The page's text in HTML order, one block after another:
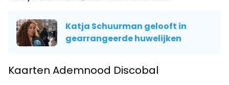
Katja Schuurman gelooft in
gearrangeerde huwelijken
Kaarten Ademnood Discobal